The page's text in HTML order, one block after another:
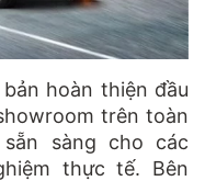
hoàn thiện đầu
trên toàn
sàng cho các
thực tế. Bên